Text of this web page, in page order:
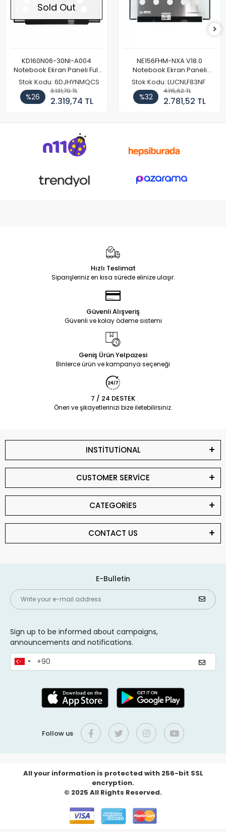
Sold Out
KD160N06-30NI-A004
Notebook Ekran Paneli Full
HD
Stok Kodu: 6DJHYNMQCS
%26
3.131,70 TL
2.319,74 TL
NE156FHM-NXA V18.0
Notebook Ekran Paneli
144Hz
Stok Kodu: LUCNLF83NF
%32
4.115,62 TL
2.781,52 TL
Hızlı Teslimat
Siparişleriniz en kısa sürede elinize ulaşır.
Güvenli Alışveriş
Güvenli ve kolay ödeme sistemi
Geniş Ürün Yelpazesi
Binlerce ürün ve kampanya seçeneği
7 / 24 DESTEK
Öneri ve şikayetlerinizi bize iletebilirsiniz.
INSTİTUTİONAL
CUSTOMER SERVİCE
CATEGORİES
CONTACT US
E-Bulletin
Sign up to be informed about campaigns,
announcements and notifications.
Follow us
All your information is protected with 256-bit SSL
encryption.
© 2025 All Rights Reserved.